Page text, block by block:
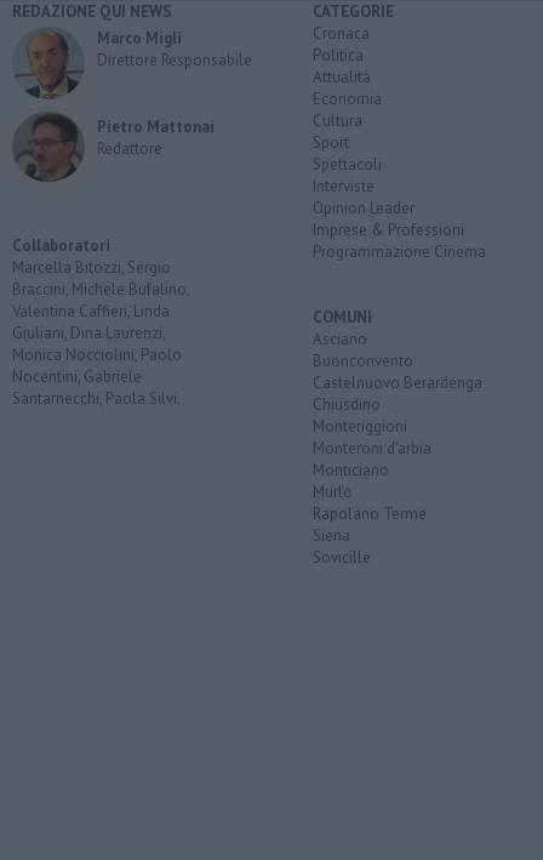
REDAZIONE QUI NEWS
Marco Migli
Direttore Responsabile
Pietro Mattonai
Redattore
Collaboratori
Marcella Bitozzi, Sergio
Braccini, Michele Bufalino,
Valentina Caffieri, Linda
Giuliani, Dina Laurenzi,
Monica Nocciolini, Paolo
Nocentini, Gabriele
Santarnecchi, Paola Silvi.
CATEGORIE
Cronaca
Politica
Attualità
Economia
Cultura
Sport
Spettacoli
Interviste
Opinion Leader
Imprese & Professioni
Programmazione Cinema
COMUNI
Asciano
Buonconvento
Castelnuovo Berardenga
Chiusdino
Monteriggioni
Monteroni d'arbia
Monticiano
Murlo
Rapolano Terme
Siena
Sovicille